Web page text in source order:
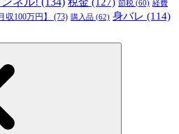
節税 (60) 経費
100万円】 (73) 購入品 (62) 身バレ (114)